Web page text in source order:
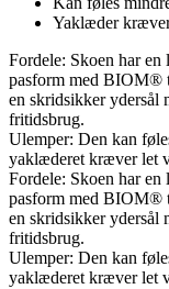
Yaklæder kræver
Fordele: Skoen har
pasform med BIOM®
en skridsikker ydersål
fritidsbrug.
Ulemper: Den kan
yaklæderet kræver let
Fordele: Skoen har
pasform med BIOM®
en skridsikker ydersål
fritidsbrug.
Ulemper: Den kan
yaklæderet kræver let